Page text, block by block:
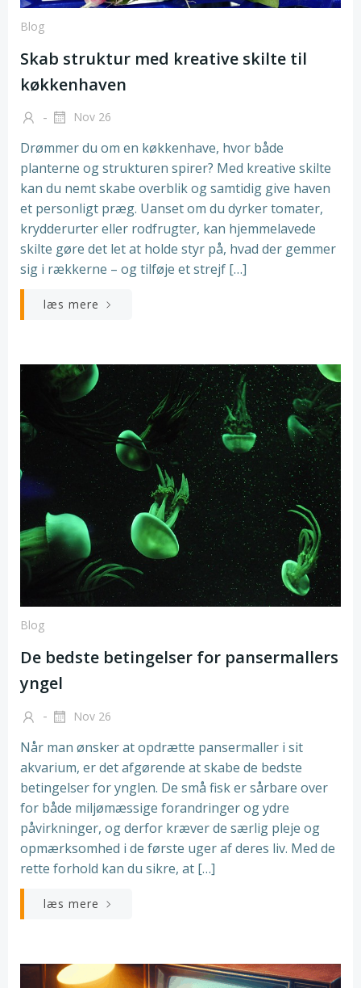
Blog
Skab struktur med kreative skilte til
køkkenhaven
- Nov 26
Drømmer du om en køkkenhave, hvor både
planterne og strukturen spirer? Med kreative skilte
kan du nemt skabe overblik og samtidig give haven
et personligt præg. Uanset om du dyrker tomater,
krydderurter eller rodfrugter, kan hjemmelavede
skilte gøre det let at holde styr på, hvad der gemmer
sig i rækkerne – og tilføje et strejf […]
læs mere
Blog
De bedste betingelser for pansermallers
yngel
- Nov 26
Når man ønsker at opdrætte pansermaller i sit
akvarium, er det afgørende at skabe de bedste
betingelser for ynglen. De små fisk er sårbare over
for både miljømæssige forandringer og ydre
påvirkninger, og derfor kræver de særlig pleje og
opmærksomhed i de første uger af deres liv. Med de
rette forhold kan du sikre, at […]
læs mere